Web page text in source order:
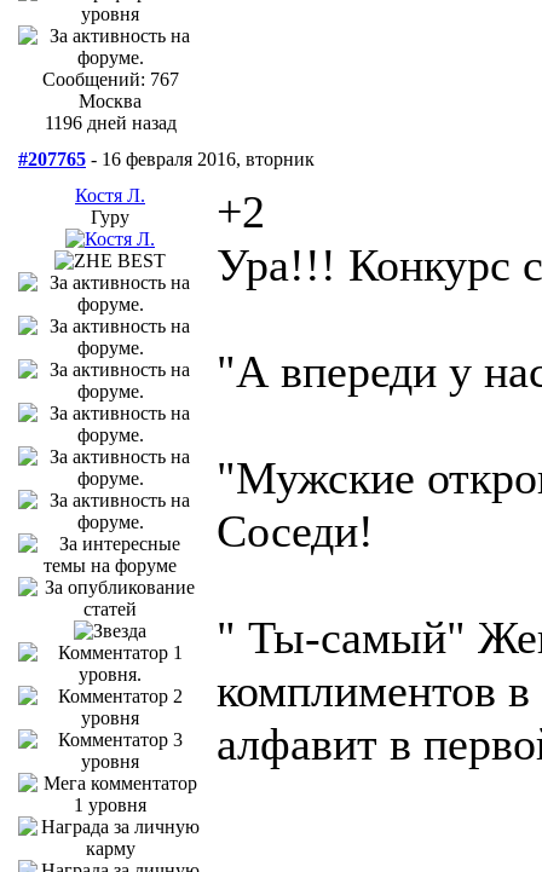
Сообщений: 767
Москва
1196 дней назад
#207765 - 16 февраля 2016, вторник
Костя Л.
Гуру
+2
Ура!!! Конкурс
"А впереди у
"Мужские
Соседи!
" Ты-самый"
комплиментов
алфавит в